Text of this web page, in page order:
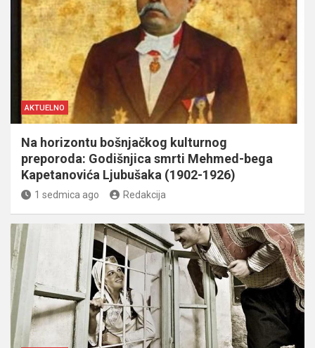
AKTUELNO
Na horizontu bošnjačkog kulturnog
preporoda: Godišnjica smrti Mehmed-bega
Kapetanovića Ljubušaka (1902-1926)
1 sedmica ago Redakcija